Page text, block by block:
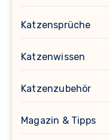
Katzensprüche
Katzenwissen
Katzenzubehör
Magazin & Tipps